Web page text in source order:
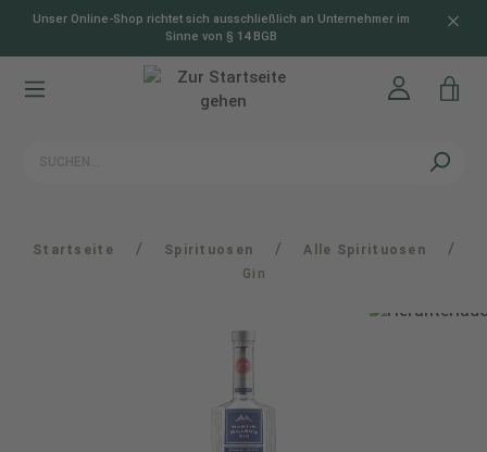
springen
Unser Online-Shop richtet sich ausschließlich an Unternehmer im
Sinne von § 14 BGB
Startseite / Spirituosen / Alle Spirituosen /
Gin